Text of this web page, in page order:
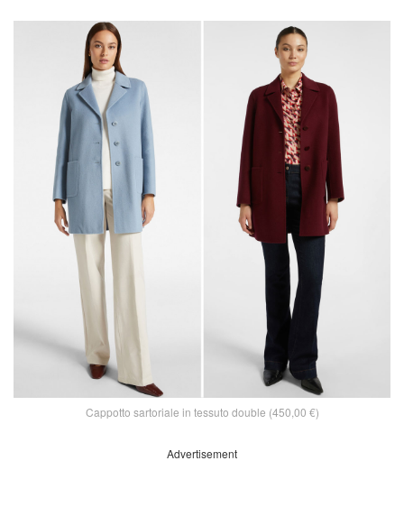
Cappotto sartoriale in tessuto double (450,00 €)
Advertisement